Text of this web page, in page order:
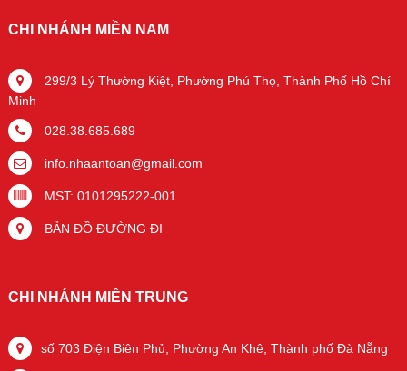
CHI NHÁNH MIỀN NAM
299/3 Lý Thường Kiệt, Phường Phú Thọ, Thành Phố Hồ Chí
Minh
028.38.685.689
info.nhaantoan@gmail.com
MST: 0101295222-001
BẢN ĐỒ ĐƯỜNG ĐI
CHI NHÁNH MIỀN TRUNG
số 703 Điện Biên Phủ, Phường An Khê, Thành phố Đà Nẵng